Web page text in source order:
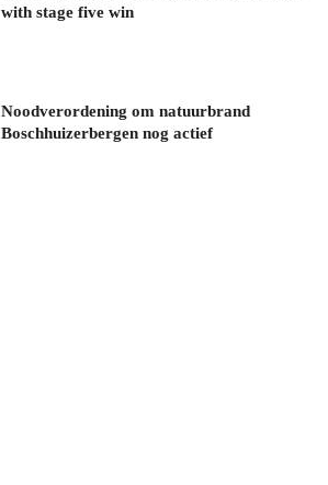
with stage five win
Noodverordening om natuurbrand
Boschhuizerbergen nog actief